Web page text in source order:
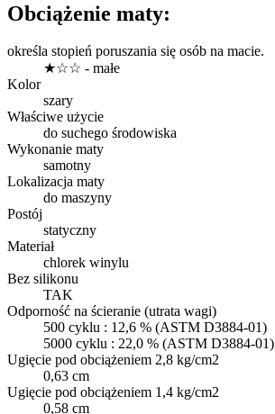
Obciążenie maty:
określa stopień poruszania się osób na macie.
★☆☆ - małe
Kolor
szary
Właściwe użycie
do suchego środowiska
Wykonanie maty
samotny
Lokalizacja maty
do maszyny
Postój
statyczny
Materiał
chlorek winylu
Bez silikonu
TAK
Odporność na ścieranie (utrata wagi)
500 cyklu : 12,6 % (ASTM D3884-01)
5000 cyklu : 22,0 % (ASTM D3884-01)
Ugięcie pod obciążeniem 2,8 kg/cm2
0,63 cm
Ugięcie pod obciążeniem 1,4 kg/cm2
0,58 cm